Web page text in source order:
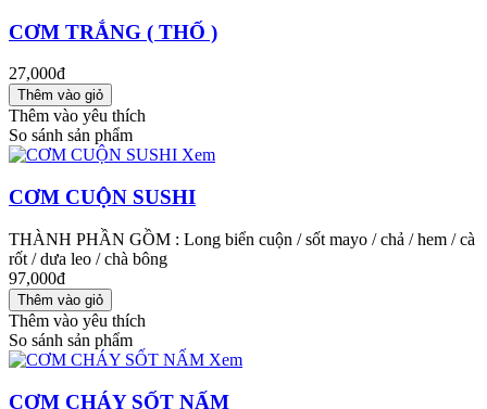
CƠM TRẮNG ( THỐ )
27,000đ
Thêm vào yêu thích
So sánh sản phẩm
Xem
CƠM CUỘN SUSHI
THÀNH PHẦN GỒM : Long biển cuộn / sốt mayo / chả / hem / cà
rốt / dưa leo / chà bông
97,000đ
Thêm vào yêu thích
So sánh sản phẩm
Xem
CƠM CHÁY SỐT NẤM